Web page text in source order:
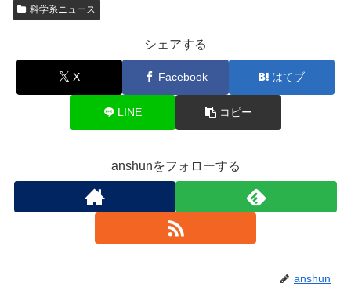
科学系ニュース
シェアする
X Facebook はてブ
LINE コピー
anshunをフォローする
anshun